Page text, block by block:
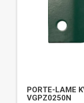
PORTE-LAME
VGPZ0250N